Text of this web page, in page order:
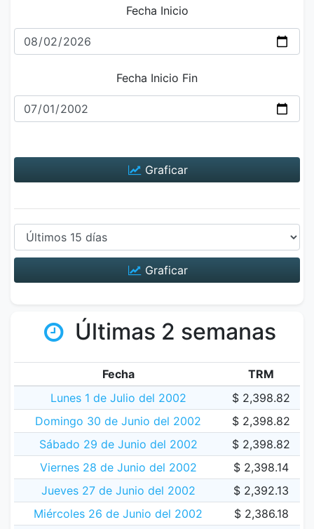
Fecha Inicio
Fecha Inicio Fin
Graficar
Graficar
Últimas 2 semanas
Fecha
TRM
Lunes 1 de Julio del 2002
$ 2,398.82
Domingo 30 de Junio del 2002
$ 2,398.82
Sábado 29 de Junio del 2002
$ 2,398.82
Viernes 28 de Junio del 2002
$ 2,398.14
Jueves 27 de Junio del 2002
$ 2,392.13
Miércoles 26 de Junio del 2002
$ 2,386.18